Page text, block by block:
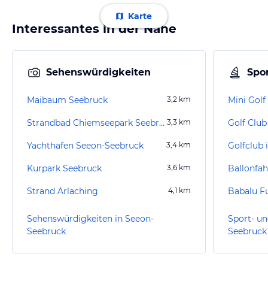
Karte
Interessantes in der Nähe
Sehenswürdigkeiten
Maibaum Seebruck 3,2 km
Strandbad Chiemseepark Seebruck 3,3 km
Yachthafen Seeon-Seebruck 3,4 km
Kurpark Seebruck 3,6 km
Strand Arlaching 4,1 km
Sehenswürdigkeiten in Seeon-
Seebruck
Golf
Babalu
Sport-
Seebruck